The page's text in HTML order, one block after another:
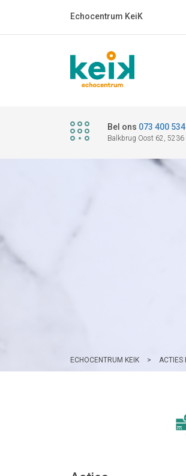
Echocentrum KeiK
Bel ons 073 400
Balkbrug Oost 62, 5236
ECHOCENTRUM KEIK > ACTIES